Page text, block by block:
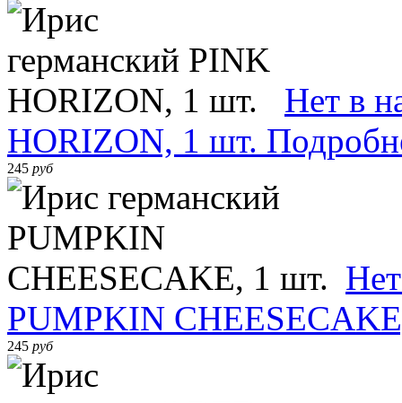
Нет в
HORIZON, 1 шт.
245 руб
PUMPKIN
245 руб